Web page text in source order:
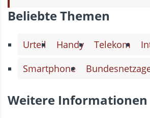
Beliebte Themen
Urteil Handy Telekom
Smartphone
Weitere Informationen